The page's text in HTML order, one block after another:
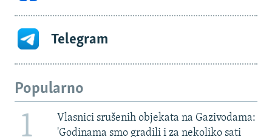
Telegram
Popularno
1
Vlasnici srušenih objekata na Gazivodama:
'Godinama smo gradili i za nekoliko sati